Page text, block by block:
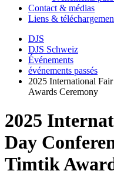
Contact & médias
Liens &
DJS
DJS Schweiz
Événements
événements passés
2025 International
Awards Ceremony
2025
Day
Timtik